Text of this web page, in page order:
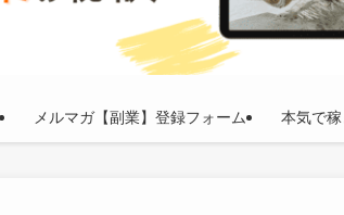
メルマガ【副業】登録フォーム 本気で